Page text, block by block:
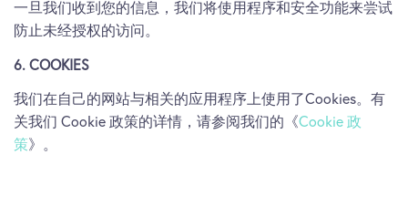
一旦我们收到您的信息，我们将使用程序和安全功能来尝试
防止未经授权的访问。
6. COOKIES
我们在自己的网站与相关的应用程序上使用了Cookies。有
关我们 Cookie 政策的详情，请参阅我们的《Cookie 政
策》。